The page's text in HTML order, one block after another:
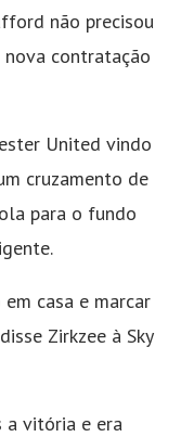
não precisou
contratação
United vindo
cruzamento de
para o fundo
casa e marcar
Zirkzee à Sky
a vitória e era